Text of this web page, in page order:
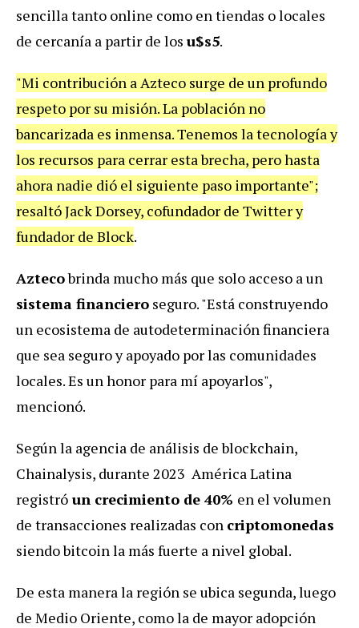
sencilla tanto online como en tiendas o locales
de cercanía a partir de los u$s5.
"Mi contribución a Azteco surge de un profundo
respeto por su misión. La población no
bancarizada es inmensa. Tenemos la tecnología y
los recursos para cerrar esta brecha, pero hasta
ahora nadie dió el siguiente paso importante";
resaltó Jack Dorsey, cofundador de Twitter y
fundador de Block.
Aztecobrinda mucho más que solo acceso a un
sistema financiero seguro. "Está construyendo
un ecosistema de autodeterminación financiera
que sea seguro y apoyado por las comunidades
locales. Es un honor para mí apoyarlos",
mencionó.
Según la agencia de análisis de blockchain,
Chainalysis, durante 2023 América Latina
registró un crecimiento de 40% en el volumen
de transacciones realizadas con criptomonedas
siendo bitcoin la más fuerte a nivel global.
De esta manera la región se ubica segunda, luego
de Medio Oriente, como la de mayor adopción